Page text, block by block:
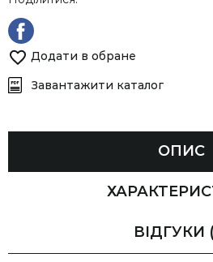
Додати в обране
Завантажити каталог
ОПИС
ВІДГУКИ